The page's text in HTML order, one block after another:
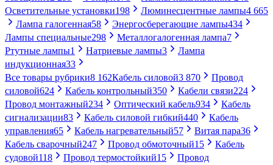
Осветительные установки198 Люминесцентные лампы4 665
Лампа галогенная58 Энергосберегающие лампы434
Лампы специальные298 Металлогалогенная лампа7
Ртутные лампы1 Натриевые лампы3
Лампа
индукционная33
Все товары рубрики8 162Кабель силовой3 870
Провод
силовой624 Кабель контрольный350 Кабели связи224
Провод монтажный234 Оптический кабель934
Кабель
сигнализации83 Кабель силовой гибкий440
Кабель
управления65 Кабель нагревательный57 Витая пара36
Кабель сварочный247 Провод обмоточный15
Кабель
судовой118 Провод термостойкий15
Провод